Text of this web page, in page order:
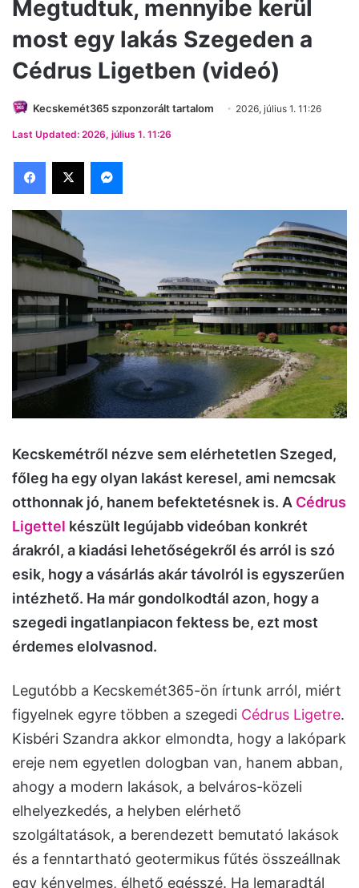
Megtudtuk, mennyibe kerül
most egy lakás Szegeden a
Cédrus Ligetben (videó)
Kecskemét365 szponzorált tartalom 2026, július 1. 11:26
Last Updated: 2026, július 1. 11:26
Facebook
X Messenger
Kecskemétről nézve sem elérhetetlen Szeged,
főleg ha egy olyan lakást keresel, ami nemcsak
otthonnak jó, hanem befektetésnek is. A Cédrus
Ligettel készült legújabb videóban konkrét
árakról, a kiadási lehetőségekről és arról is szó
esik, hogy a vásárlás akár távolról is egyszerűen
intézhető. Ha már gondolkodtál azon, hogy a
szegedi ingatlanpiacon fektess be, ezt most
érdemes elolvasnod.
Legutóbb a Kecskemét365-ön írtunk arról, miért
figyelnek egyre többen a szegedi Cédrus Ligetre.
Kisbéri Szandra akkor elmondta, hogy a lakópark
ereje nem egyetlen dologban van, hanem abban,
ahogy a modern lakások, a belváros-közeli
elhelyezkedés, a helyben elérhető
szolgáltatások, a berendezett bemutató lakások
és a fenntartható geotermikus fűtés összeállnak
egy kényelmes, élhető egésszé. Ha lemaradtál